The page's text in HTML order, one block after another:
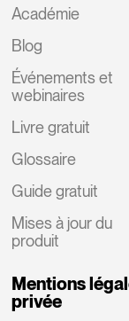
Académie
Blog
Événements et
webinaires
Livre gratuit
Glossaire
Guide gratuit
Mises à jour du
produit
Mentions
privée